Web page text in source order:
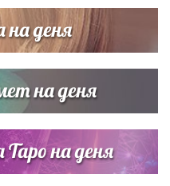
деня
на деня
на деня